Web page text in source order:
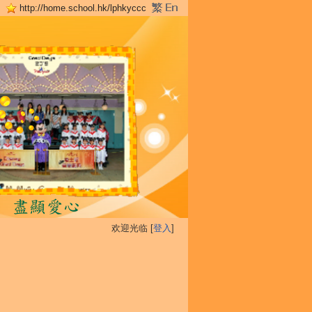
http://home.school.hk/lphkyccc
欢迎光临 [登入]